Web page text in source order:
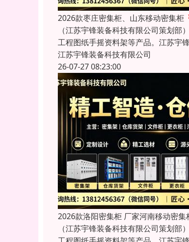
2026款枣庄密集柜、山东移动密集柜
（江苏宇锋装备科技有限公司策划
工程图纸手摇资料架等产品。江苏宇
江苏宇锋装备科技有限公司
26-07-27 08:23:00
2026款洛阳密集柜 厂家河南移动密集
（江苏宇锋装备科技有限公司策划